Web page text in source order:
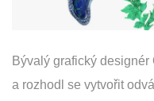
Bývalý grafický
a rozhodl se vytvořit